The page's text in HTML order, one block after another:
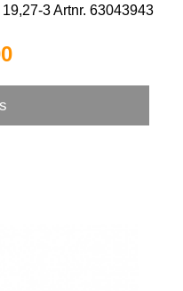
3 Artnr. 63043943